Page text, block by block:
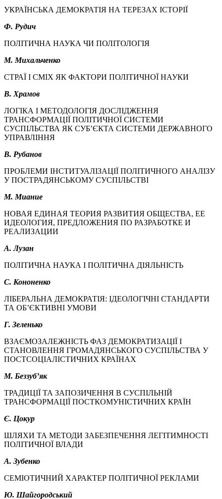
УКРАЇНСЬКА ДЕМОКРАТІЯ НА ТЕРЕЗАХ ІСТОРІЇ
Ф. Рудич
ПОЛІТИЧНА НАУКА ЧИ ПОЛІТОЛОГІЯ
М. Михальченко
СТРАЇ І СМІХ ЯК ФАКТОРИ ПОЛІТИЧНОЇ НАУКИ
В. Храмов
ЛОГІКА І МЕТОДОЛОГІЯ ДОСЛІДЖЕННЯ
ТРАНСФОРМАЦІЇ ПОЛІТИЧНОЇ СИСТЕМИ
СУСПІЛЬСТВА ЯК СУБ’ЄКТА СИСТЕМИ ДЕРЖАВНОГО
УПРАВЛІННЯ
В. Рубанов
ПРОБЛЕМИ ІНСТИТУАЛІЗАЦІЇ ПОЛІТИЧНОГО АНАЛІЗУ
У ПОСТРАДЯНСЬКОМУ СУСПІЛЬСТВІ
М. Миание
НОВАЯ ЕДИНАЯ ТЕОРИЯ РАЗВИТИЯ ОБЩЕСТВА, ЕЕ
ИДЕОЛОГИЯ, ПРЕДЛОЖЕНИЯ ПО РАЗРАБОТКЕ И
РЕАЛИЗАЦИИ
А. Лузан
ПОЛІТИЧНА НАУКА І ПОЛІТИЧНА ДІЯЛЬНІСТЬ
С. Кононенко
ЛІБЕРАЛЬНА ДЕМОКРАТІЯ: ІДЕОЛОГІЧНІ СТАНДАРТИ
ТА ОБ’ЄКТИВНІ УМОВИ
Г. Зеленько
ВЗАЄМОЗАЛЕЖНІСТЬ ФАЗ ДЕМОКРАТИЗАЦІЇ І
СТАНОВЛЕННЯ ГРОМАДЯНСЬКОГО СУСПІЛЬСТВА У
ПОСТСОЦІАЛІСТИЧНИХ КРАЇНАХ
М. Беззуб’як
ТРАДИЦІЇ ТА ЗАПОЗИЧЕННЯ В СУСПІЛЬНІЙ
ТРАНСФОРМАЦІЇ ПОСТКОМУНІСТИЧНИХ КРАЇН
Є. Цокур
ШЛЯХИ ТА МЕТОДИ ЗАБЕЗПЕЧЕННЯ ЛЕГІТИМНОСТІ
ПОЛІТИЧНОЇ ВЛАДИ
А. Зубенко
СЕМІОТИЧНИЙ ХАРАКТЕР ПОЛІТИЧНОЇ РЕКЛАМИ
Ю. Шайгородський